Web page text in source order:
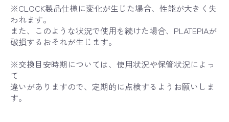
※CLOCK製品仕様に変化が生じた場合、性能が大きく失
われます。
また、このような状況で使用を続けた場合、PLATEPIAが
破損するおそれが生じます。
※交換目安時期については、使用状況や保管状況によっ
て
違いがありますので、定期的に点検するようお願いしま
す。